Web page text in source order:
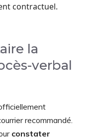
contractuel.
la
verbal
recommandé.
constater